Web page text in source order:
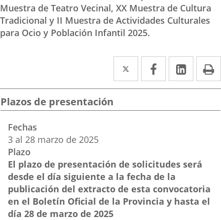
Muestra de Teatro Vecinal, XX Muestra de Cultura
Tradicional y II Muestra de Actividades Culturales
para Ocio y Población Infantil 2025.
Twitter
Enlace
a
aplicación
Facebook
Enlace
a
aplicación
Enlace
a
Plazos de presentación
Fechas
3 al 28 marzo de 2025
Plazo
El plazo de presentación de solicitudes será
desde el día siguiente a la fecha de la
publicación del extracto de esta convocatoria
en el Boletín Oficial de la Provincia y hasta el
día 28 de marzo de 2025